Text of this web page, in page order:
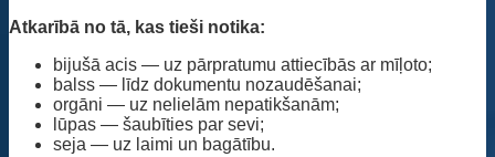
Atkarībā no tā, kas tieši notika:
bijušā acis — uz pārpratumu attiecībās ar mīļoto;
balss — līdz dokumentu nozaudēšanai;
orgāni — uz nelielām nepatikšanām;
lūpas — šaubīties par sevi;
seja — uz laimi un bagātību.